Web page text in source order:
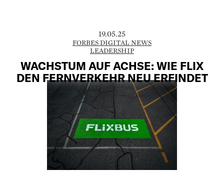
19.05.25
FORBES DIGITAL NEWS
LEADERSHIP
WACHSTUM AUF ACHSE: WIE FLIX
DEN FERNVERKEHR NEU ERFINDET